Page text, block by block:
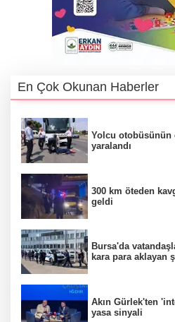
En Çok Okunan Haberler
Yolcu otobüsünün
yaralandı
300 km öteden
geldi
Bursa'da
kara para aklayan
Akın Gürlek'ten
yasa sinyali